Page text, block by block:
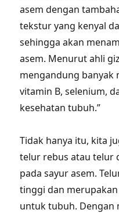
asem dengan
tekstur yang kenyal
sehingga akan
asem. Menurut ahli
mengandung
vitamin B, selenium,
kesehatan tubuh.”
Tidak hanya itu, kita
telur rebus atau telur
pada sayur asem.
tinggi dan
untuk tubuh. Dengan